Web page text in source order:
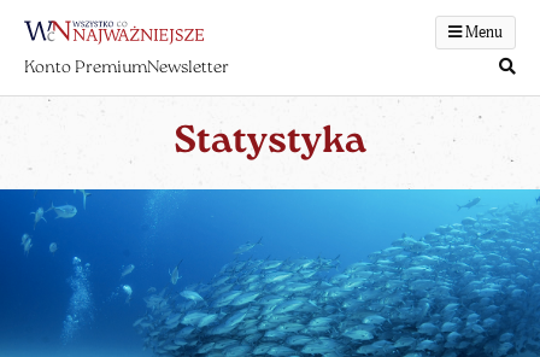
Menu
Konto PremiumNewsletter
Statystyka